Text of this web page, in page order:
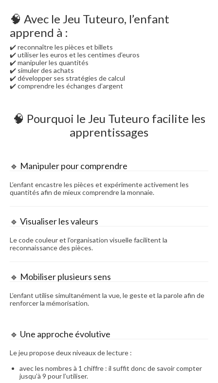
🧠 Avec le Jeu Tuteuro, l’enfant
apprend à :
✔️ reconnaître les pièces et billets
✔️ utiliser les euros et les centimes d’euros
✔️ manipuler les quantités
✔️ simuler des achats
✔️ développer ses stratégies de calcul
✔️ comprendre les échanges d’argent
🧠 Pourquoi le Jeu Tuteuro facilite les
apprentissages
🔹 Manipuler pour comprendre
L’enfant encastre les pièces et expérimente activement les
quantités afin de mieux comprendre la monnaie.
🔹 Visualiser les valeurs
Le code couleur et l’organisation visuelle facilitent la
reconnaissance des pièces.
🔹 Mobiliser plusieurs sens
L’enfant utilise simultanément la vue, le geste et la parole afin de
renforcer la mémorisation.
🔹 Une approche évolutive
Le jeu propose deux niveaux de lecture :
avec les nombres à 1 chiffre : il suffit donc de savoir compter
jusqu’à 9 pour l’utiliser.